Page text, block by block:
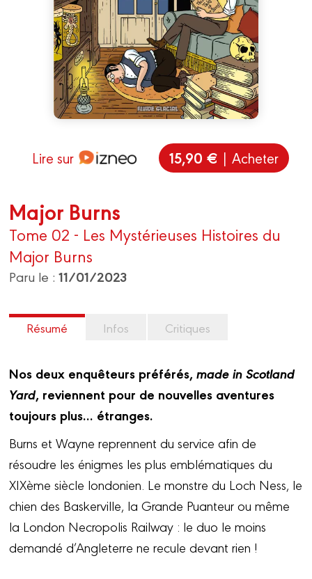
Lire sur 15,90 € | Acheter
Major Burns
Tome 02 - Les Mystérieuses Histoires du
Major Burns
Paru le :11/01/2023
Résumé Infos Critiques
Nos deux enquêteurs préférés,made in Scotland
Yard, reviennent pour de nouvelles aventures
toujours plus… étranges.
Burns et Wayne reprennent du service afin de
résoudre les énigmes les plus emblématiques du
XIXème siècle londonien. Le monstre du Loch Ness, le
chien des Baskerville, la Grande Puanteur ou même
la London Necropolis Railway : le duo le moins
demandé d’Angleterre ne recule devant rien !